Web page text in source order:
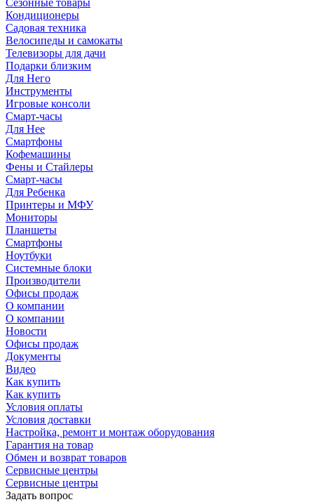
Сезонные товары
Кондиционеры
Садовая техника
Велосипеды и самокаты
Телевизоры для дачи
Подарки близким
Для Него
Инструменты
Игровые консоли
Смарт-часы
Для Нее
Смартфоны
Кофемашины
Фены и Стайлеры
Смарт-часы
Для Ребенка
Принтеры и МФУ
Мониторы
Планшеты
Смартфоны
Ноутбуки
Системные блоки
Производители
Офисы продаж
О компании
О компании
Новости
Офисы продаж
Документы
Видео
Как купить
Как купить
Условия оплаты
Условия доставки
Настройка, ремонт и монтаж оборудования
Гарантия на товар
Обмен и возврат товаров
Сервисные центры
Сервисные центры
Задать вопрос